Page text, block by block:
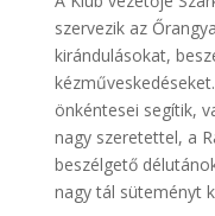
szervezik az
kirándulásokat,
önkéntesei segítik,
nagy szeretettel, a
beszélgető
nagy tál süteményt